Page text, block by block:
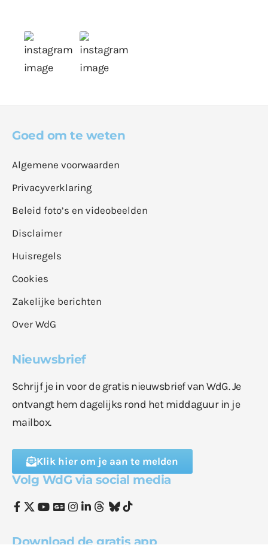
Goed om te weten
Algemene voorwaarden
Privacyverklaring
Beleid foto’s en videobeelden
Disclaimer
Huisregels
Cookies
Zakelijke berichten
Over WdG
Nieuwsbrief
Schrijf je in voor de gratis nieuwsbrief van WdG. Je
ontvangt hem dagelijks rond het middaguur in je
mailbox.
Klik hier om je aan te melden
Volg WdG via social media
Download de gratis app